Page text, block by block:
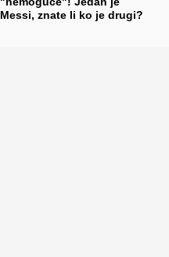
Messi, znate li ko je drugi?